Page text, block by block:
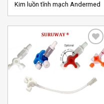
Kim luồn tĩnh mạch Andermed
Add to
Wishlist